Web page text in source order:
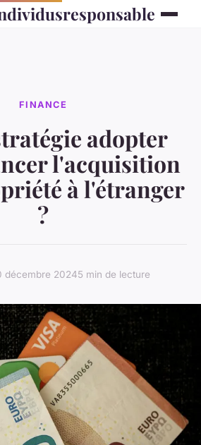
FINANCE
adopter
l'acquisition
à l'étranger
?
décembre 20245 min de lecture